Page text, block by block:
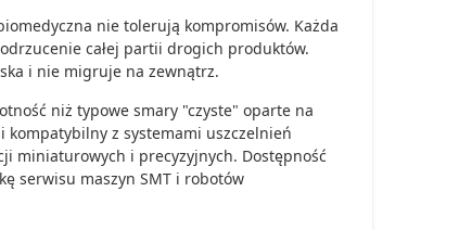
nie tolerują kompromisów. Każda
całej partii drogich produktów.
i nie migruje na zewnątrz.
niż typowe smary "czyste" oparte na
kompatybilny z systemami uszczelnień
miniaturowych i precyzyjnych. Dostępność
serwisu maszyn SMT i robotów